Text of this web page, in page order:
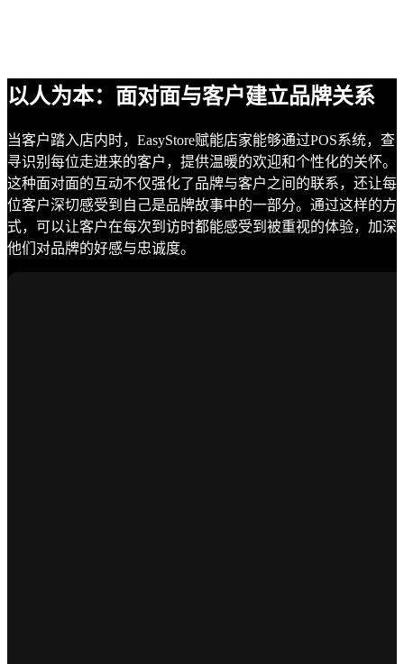
以人为本：面对面与客户建立品牌关系
当客户踏入店内时，EasyStore赋能店家能够通过POS系统，查
寻识别每位走进来的客户，提供温暖的欢迎和个性化的关怀。
这种面对面的互动不仅强化了品牌与客户之间的联系，还让每
位客户深切感受到自己是品牌故事中的一部分。通过这样的方
式，可以让客户在每次到访时都能感受到被重视的体验，加深
他们对品牌的好感与忠诚度。